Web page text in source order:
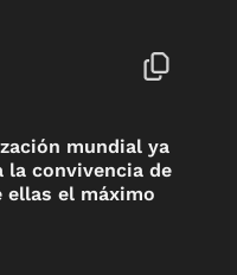
mundial ya
convivencia de
el máximo